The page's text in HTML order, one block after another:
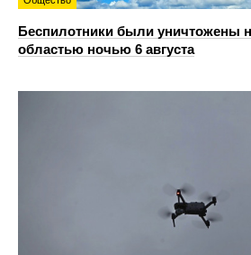
Беспилотники были уничтожены
областью ночью 6 августа